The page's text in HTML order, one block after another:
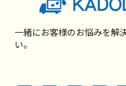
一緒にお客様のお悩みを解
い。